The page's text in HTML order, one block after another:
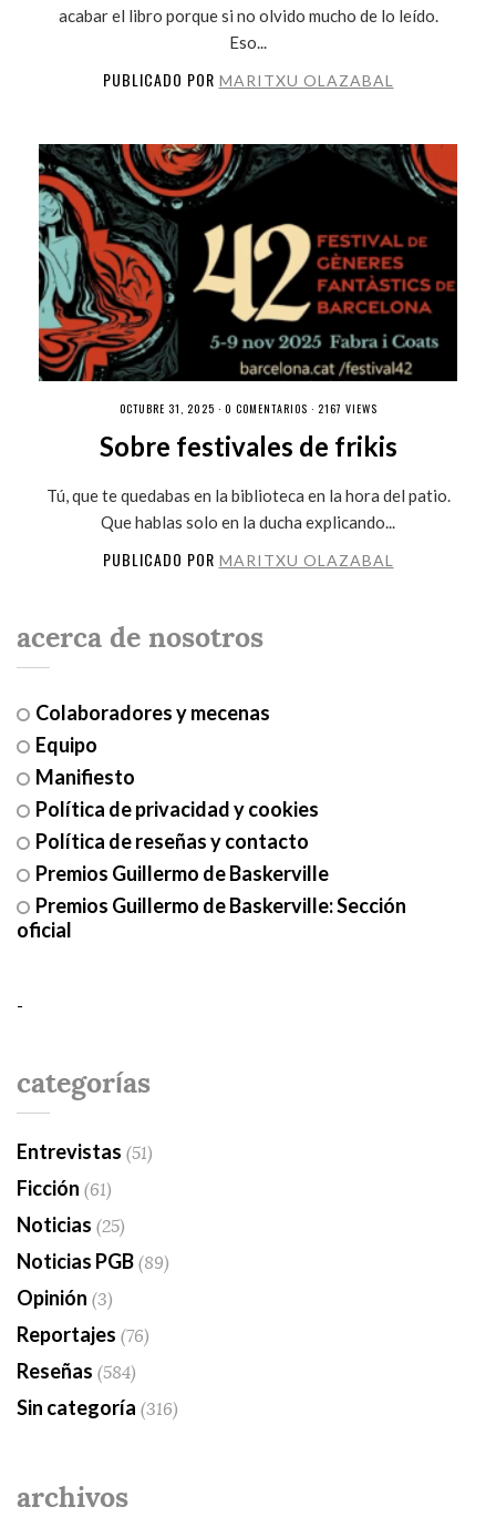
acabar el libro porque si no olvido mucho de lo leído.
Eso...
PUBLICADO POR MARITXU OLAZABAL
OCTUBRE 31, 2025 · 0 COMENTARIOS · 2167 VIEWS
Sobre festivales de frikis
Tú, que te quedabas en la biblioteca en la hora del patio.
Que hablas solo en la ducha explicando...
PUBLICADO POR MARITXU OLAZABAL
acerca de nosotros
Colaboradores y mecenas
Equipo
Manifiesto
Política de privacidad y cookies
Política de reseñas y contacto
Premios Guillermo de Baskerville
Premios Guillermo de Baskerville: Sección
oficial
-
categorías
Entrevistas (51)
Ficción (61)
Noticias (25)
Noticias PGB(89)
Opinión (3)
Reportajes (76)
Reseñas (584)
Sin categoría (316)
archivos